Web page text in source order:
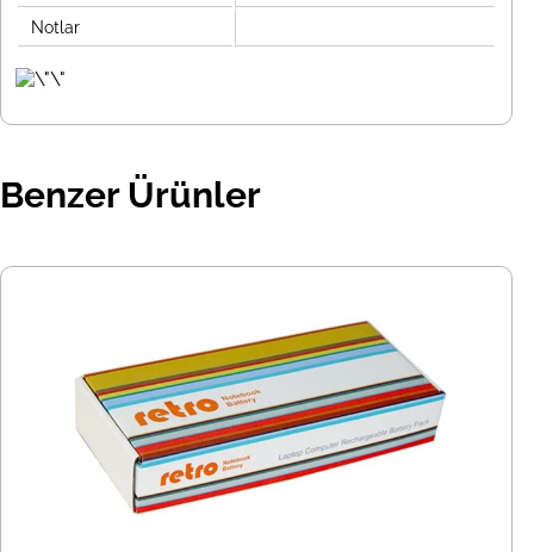
Notlar
Benzer Ürünler